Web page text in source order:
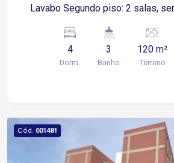
Lavabo Segundo piso: 2 salas, sendo 1 com
com lavanderia Estacionamento na praça em
frente ao imóvel Ideal para escritórios,
consultórios, empresas de
Dr. Afonso Vergueiro 6 minutos da Avenida Barão
de Tatuí Fácil acesso às principais vias da cidade
Região com ampla infraestrutura
4
Dorm.
3
Banho
120 m²
Terreno
Cód. 001481